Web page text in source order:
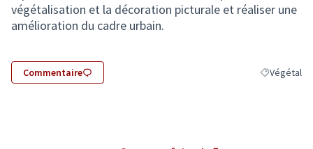
végétalisation et la décoration picturale et réaliser une
amélioration du cadre urbain.
Commentaire Filtrer les
Végétal